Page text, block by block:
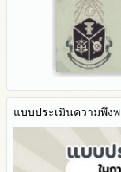
ระบบการให้บริก
My Office
My School
SL-WEB
BRSS
ACC Tak2
ข้อมูลสถิติการให้
2565
2564
2563
รายงานการกำกั
มาตรการส่งเสริ
การนำผลการประเ
รายงานผลการ
ภายใน สพท. ประ
แบบประเมินความพึงพ